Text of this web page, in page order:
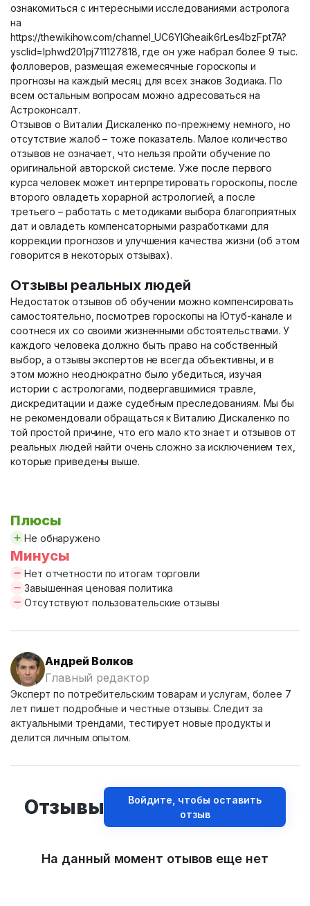
ознакомиться с интересными исследованиями астролога
на
https://thewikihow.com/channel_UC6YIGheaik6rLes4bzFpt7A?
ysclid=lphwd201pj711127818, где он уже набрал более 9 тыс.
фолловеров, размещая ежемесячные гороскопы и
прогнозы на каждый месяц для всех знаков Зодиака. По
всем остальным вопросам можно адресоваться на
Астроконсалт.
Отзывов о Виталии Дискаленко по-прежнему немного, но
отсутствие жалоб – тоже показатель. Малое количество
отзывов не означает, что нельзя пройти обучение по
оригинальной авторской системе. Уже после первого
курса человек может интерпретировать гороскопы, после
второго овладеть хорарной астрологией, а после
третьего – работать с методиками выбора благоприятных
дат и овладеть компенсаторными разработками для
коррекции прогнозов и улучшения качества жизни (об этом
говорится в некоторых отзывах).
Отзывы реальных людей
Недостаток отзывов об обучении можно компенсировать
самостоятельно, посмотрев гороскопы на Ютуб-канале и
соотнеся их со своими жизненными обстоятельствами. У
каждого человека должно быть право на собственный
выбор, а отзывы экспертов не всегда объективны, и в
этом можно неоднократно было убедиться, изучая
истории с астрологами, подвергавшимися травле,
дискредитации и даже судебным преследованиям. Мы бы
не рекомендовали обращаться к Виталию Дискаленко по
той простой причине, что его мало кто знает и отзывов от
реальных людей найти очень сложно за исключением тех,
которые приведены выше.
Плюсы
Не обнаружено
Минусы
Нет отчетности по итогам торговли
Завышенная ценовая политика
Отсутствуют пользовательские отзывы
Андрей Волков
Главный редактор
Эксперт по потребительским товарам и услугам, более 7
лет пишет подробные и честные отзывы. Следит за
актуальными трендами, тестирует новые продукты и
делится личным опытом.
Отзывы
Войдите, чтобы оставить
отзыв
На данный момент отывов еще нет